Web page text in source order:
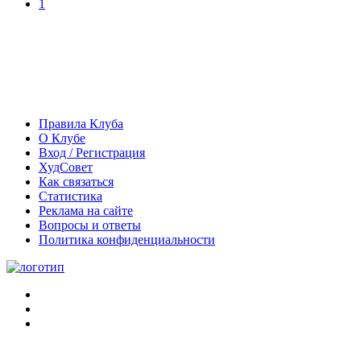
1
Правила Клуба
О Клубе
Вход / Регистрация
ХудСовет
Как связаться
Статистика
Реклама на сайте
Вопросы и ответы
Политика конфиденциальности